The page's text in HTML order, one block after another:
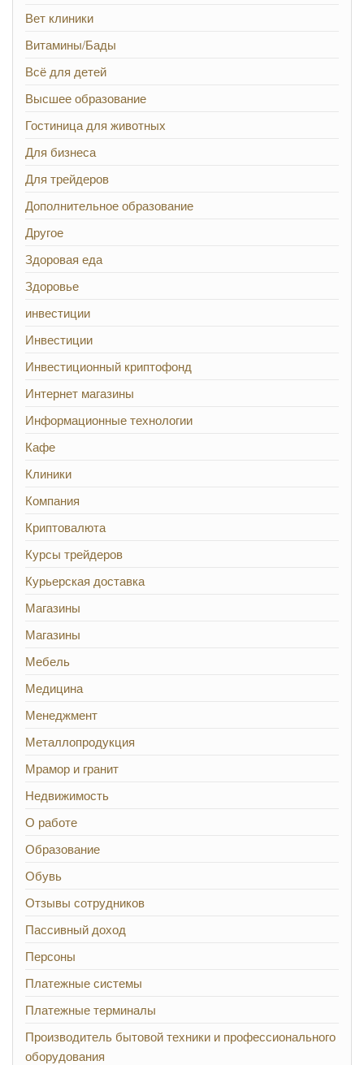
Вет клиники
Витамины/Бады
Всё для детей
Высшее образование
Гостиница для животных
Для бизнеса
Для трейдеров
Дополнительное образование
Другое
Здоровая еда
Здоровье
инвестиции
Инвестиции
Инвестиционный криптофонд
Интернет магазины
Информационные технологии
Кафе
Клиники
Компания
Криптовалюта
Курсы трейдеров
Курьерская доставка
Магазины
Магазины
Мебель
Медицина
Менеджмент
Металлопродукция
Мрамор и гранит
Недвижимость
О работе
Образование
Обувь
Отзывы сотрудников
Пассивный доход
Персоны
Платежные системы
Платежные терминалы
Производитель бытовой техники и профессионального
оборудования